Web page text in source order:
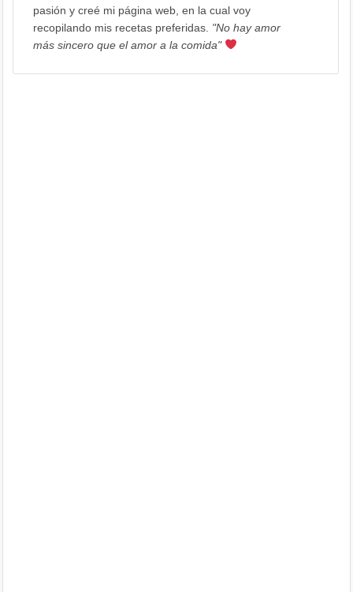
pasión y creé mi página web, en la cual voy
recopilando mis recetas preferidas. "No hay amor
más sincero que el amor a la comida"